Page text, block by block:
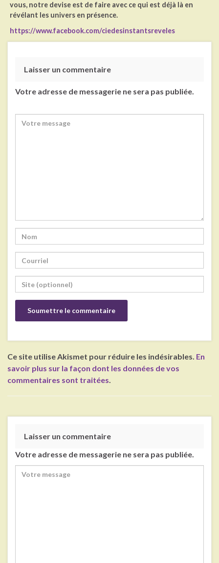
vous, notre devise est de faire avec ce qui est déjà là en
révélant les univers en présence.
https://www.facebook.com/ciedesinstantsreveles
Laisser un commentaire
Votre adresse de messagerie ne sera pas publiée.
Ce site utilise Akismet pour réduire les indésirables. En
savoir plus sur la façon dont les données de vos
commentaires sont traitées.
Laisser un commentaire
Votre adresse de messagerie ne sera pas publiée.